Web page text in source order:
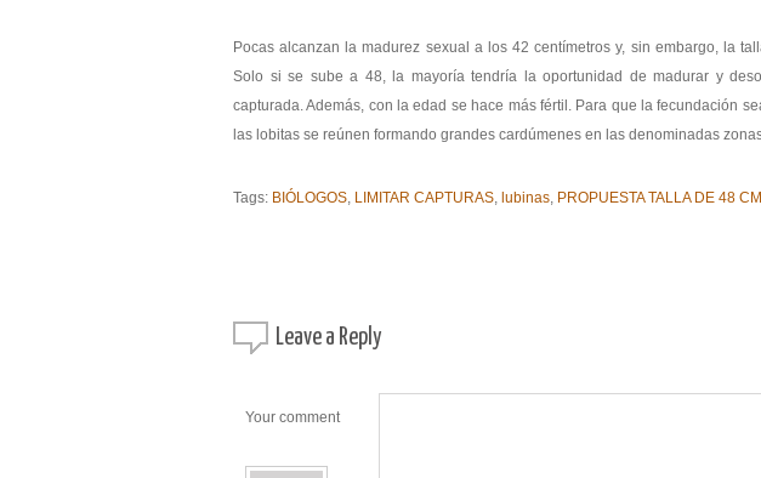
Pocas alcanzan la madurez sexual a los 42 centímetros y, sin embargo, la
Solo si se sube a 48, la mayoría tendría la oportunidad de madurar y
capturada. Además, con la edad se hace más fértil. Para que la fecundación
las lobitas se reúnen formando grandes cardúmenes en las denominadas
Tags: BIÓLOGOS, LIMITAR CAPTURAS, lubinas, PROPUESTA TALLA DE 48
Leave a Reply
Your comment